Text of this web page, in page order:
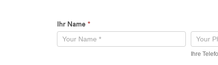
Kontaktformular
-
Ihr Name *
Ihre